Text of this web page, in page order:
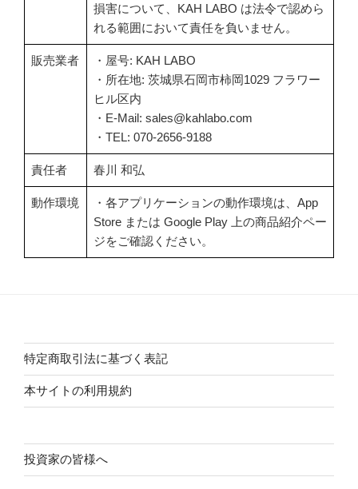
損害について、KAH LABO は法令で認めら
れる範囲において責任を負いません。
販売業者
・屋号: KAH LABO
・所在地: 茨城県石岡市柿岡1029 フラワー
ヒル区内
・E-Mail: sales@kahlabo.com
・TEL: 070-2656-9188
責任者 春川 和弘
動作環境
・各アプリケーションの動作環境は、App
Store または Google Play 上の商品紹介ペー
ジをご確認ください。
特定商取引法に基づく表記
本サイトの利用規約
投資家の皆様へ